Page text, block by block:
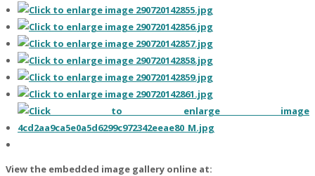
View the embedded image gallery online at: